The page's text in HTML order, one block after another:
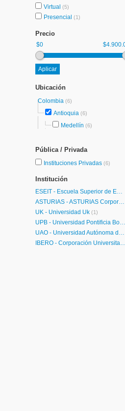
Virtual (5)
Presencial (1)
Precio
$0
Ubicación
Colombia (6)
Antioquia (6)
Medellín (6)
Pública / Privada
Instituciones Privadas (6)
Institución
ESEIT - Escuela Superior de Empresa, Ingeniería y Tecnología
ASTURIAS - ASTURIAS Corporación Universitaria
UK - Universidad Uk (1)
UPB - Universidad Pontificia Bolivariana
UAO - Universidad Autónoma de Occidente
IBERO - Corporación Universitaria Iberoamericana